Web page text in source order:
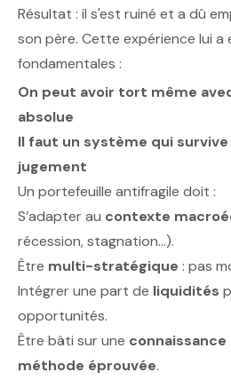
Résultat : il s'est ruiné et a dû
son père. Cette expérience lui a
fondamentales :
On peut avoir tort même
absolue
Il faut un système qui
jugement
Un portefeuille antifragile doit :
S’adapter au contexte
récession, stagnation…).
Être multi-stratégique : pas
Intégrer une part de liquidités
opportunités.
Être bâti sur une
méthode éprouvée.